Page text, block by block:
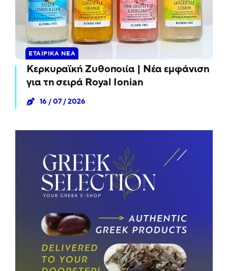
ΕΤΑΙΡΙΚΆ ΝΈΑ
Κερκυραϊκή Ζυθοποιία | Νέα εμφάνιση
για τη σειρά Royal Ionian
16 / 07 / 2026